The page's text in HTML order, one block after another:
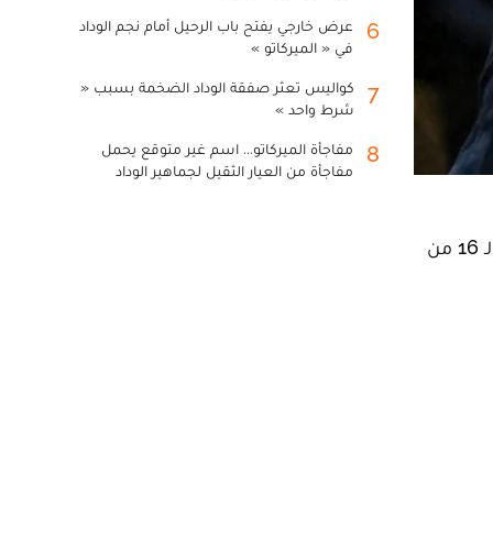
يواجه فريق باريس سان جيرمان الفرنسي لكرة القدم، اليوم الثلاثاء، أمام نادي بايرن ميونخ الألماني، برسم مباريات الدور الـ 16 من
6
عرض خارجي يفتح باب الرحيل أمام نجم الوداد
في « الميركاتو »
7
كواليس تعثر صفقة الوداد الضخمة بسبب «
شرط واحد »
8
مفاجأة الميركاتو... اسم غير متوقع يحمل
مفاجأة من العيار الثقيل لجماهير الوداد